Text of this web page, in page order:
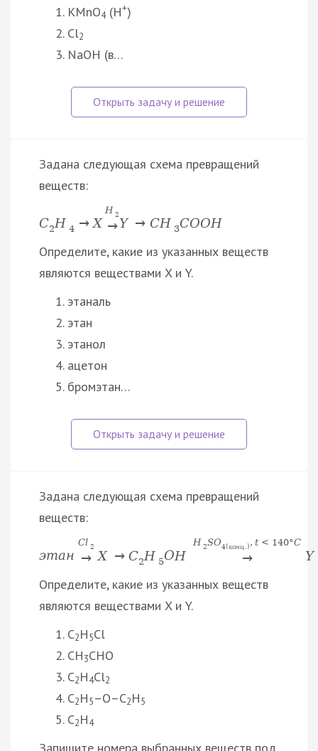
KMnO4(H+)
Cl2
NaOH (в…
Задана следующая схема превращений
веществ:
C2H 4 → X
H 2
→Y → CH 3COOH
Определите, какие из указанных веществ
являются веществами X и Y.
этаналь
этан
этанол
ацетон
бромэтан…
Задана следующая схема превращений
веществ:
этан
Cl 2
→ X → C2H 5OH
H 2SO4( конц ) , t < 140°C
→ Y
Определите, какие из указанных веществ
являются веществами X и Y.
C2H5Cl
CH3CHO
C2H4Cl2
C2H5–O–C2H5
C2H4